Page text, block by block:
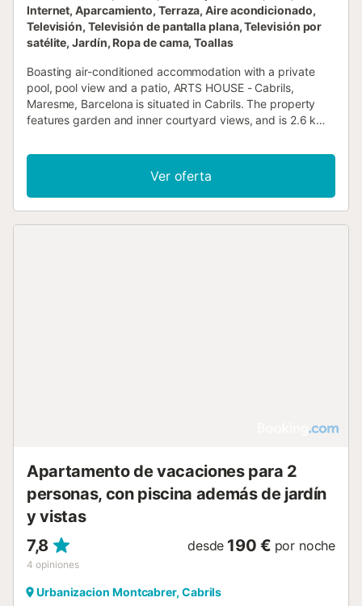
Internet, Aparcamiento, Terraza, Aire acondicionado,
Televisión, Televisión de pantalla plana, Televisión por
satélite, Jardín, Ropa de cama, Toallas
Boasting air-conditioned accommodation with a private
pool, pool view and a patio, ARTS HOUSE - Cabrils,
Maresme, Barcelona is situated in Cabrils. The property
features garden and inner courtyard views, and is 2.6 km
Ver oferta
Apartamento de vacaciones para 2
personas, con piscina además de jardín
y vistas
7,8
4 opiniones
desde 190 € por noche
Urbanizacion Montcabrer, Cabrils